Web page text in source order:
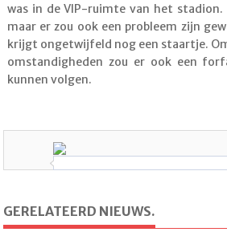
was in de VIP-ruimte van het stadion.
maar er zou ook een probleem zijn
krijgt ongetwijfeld nog een staartje.
omstandigheden zou er ook een
kunnen volgen.
GERELATEERD NIEUWS.